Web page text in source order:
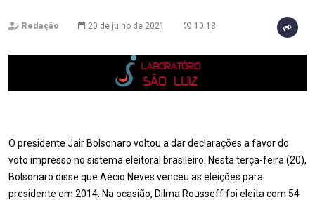
Redação 20 de julho de 2021 10:18
O presidente Jair Bolsonaro voltou a dar declarações a favor do
voto impresso no sistema eleitoral brasileiro. Nesta terça-feira (20),
Bolsonaro disse que Aécio Neves venceu as eleições para
presidente em 2014. Na ocasião, Dilma Rousseff foi eleita com 54